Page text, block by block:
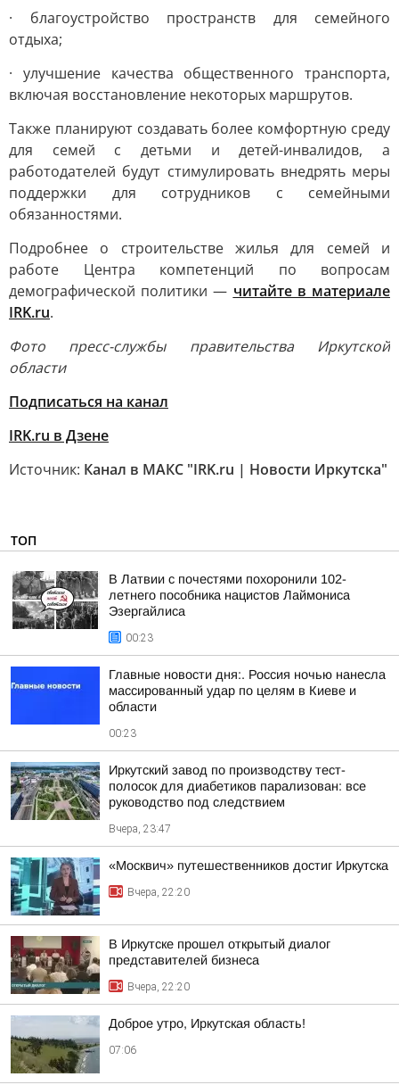
· благоустройство пространств для семейного
отдыха;
· улучшение качества общественного транспорта,
включая восстановление некоторых маршрутов.
Также планируют создавать более комфортную среду
для семей с детьми и детей-инвалидов, а
работодателей будут стимулировать внедрять меры
поддержки для сотрудников с семейными
обязанностями.
Подробнее о строительстве жилья для семей и
работе Центра компетенций по вопросам
демографической политики — читайте в материале
IRK.ru.
Фото пресс-службы правительства Иркутской
области
Подписаться на канал
IRK.ru в Дзене
Источник: Канал в МАКС "IRK.ru | Новости Иркутска"
ТОП
В Латвии с почестями похоронили 102-
летнего пособника нацистов Лаймониса
Эзергайлиса
00:23
Главные новости дня:. Россия ночью нанесла
массированный удар по целям в Киеве и
области
00:23
Иркутский завод по производству тест-
полосок для диабетиков парализован: все
руководство под следствием
Вчера, 23:47
«Москвич» путешественников достиг Иркутска
Вчера, 22:20
В Иркутске прошел открытый диалог
представителей бизнеса
Вчера, 22:20
Доброе утро, Иркутская область!
07:06